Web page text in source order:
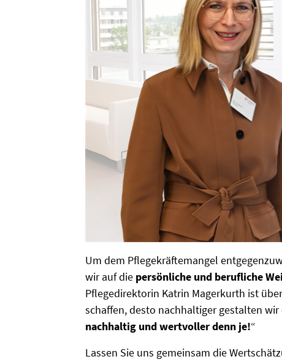
Um dem Pflegekräftemangel
wir auf die persönliche und berufliche
Pflegedirektorin Katrin Magerkurth ist
schaffen, desto nachhaltiger gestalten
nachhaltig und wertvoller denn je!“
Lassen Sie uns gemeinsam die